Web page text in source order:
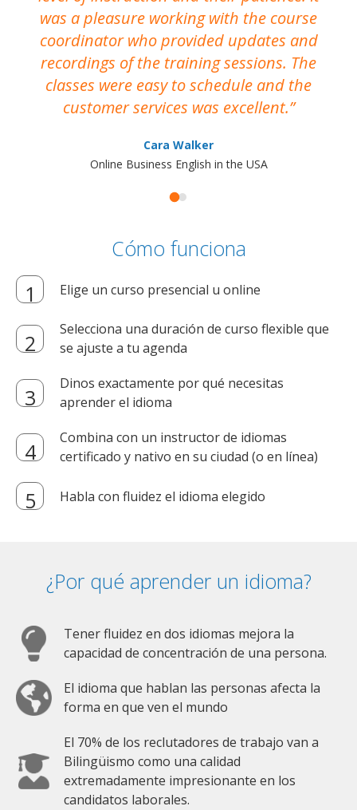
was a pleasure working with the course
coordinator who provided updates and
recordings of the training sessions. The
classes were easy to schedule and the
customer services was excellent.
Cara Walker
Online Business English in the USA
Cómo funciona
Elige un curso presencial u online
Selecciona una duración de curso flexible que
se ajuste a tu agenda
Dinos exactamente por qué necesitas
aprender el idioma
Combina con un instructor de idiomas
certificado y nativo en su ciudad (o en línea)
Habla con fluidez el idioma elegido
¿Por qué aprender un idioma?
Tener fluidez en dos idiomas mejora la
capacidad de concentración de una persona.
El idioma que hablan las personas afecta la
forma en que ven el mundo
El 70% de los reclutadores de trabajo van a
Bilingüismo como una calidad
extremadamente impresionante en los
candidatos laborales.